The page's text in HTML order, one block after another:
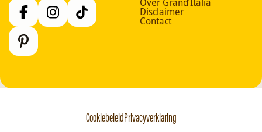
Disclaimer
Contact
CookiebeleidPrivacyverklaring